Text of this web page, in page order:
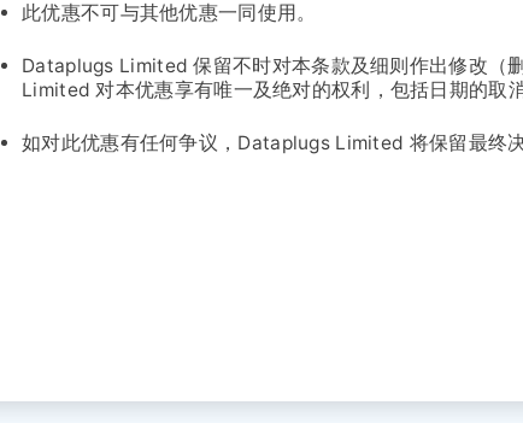
此优惠不可与其他优惠一同使用。
Dataplugs Limited 保留不时对本条款及细则作出修改（
Limited 对本优惠享有唯一及绝对的权利，包括日期的取
如对此优惠有任何争议，Dataplugs Limited 将保留最终决